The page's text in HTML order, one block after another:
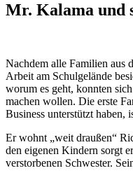
Mr. Kalama und
Nachdem alle Familien aus
Arbeit am Schulgelände
worum es geht, konnten
machen wollen. Die erste
Business unterstützt haben,
Er wohnt „weit draußen“
den eigenen Kindern sorgt
verstorbenen Schwester.